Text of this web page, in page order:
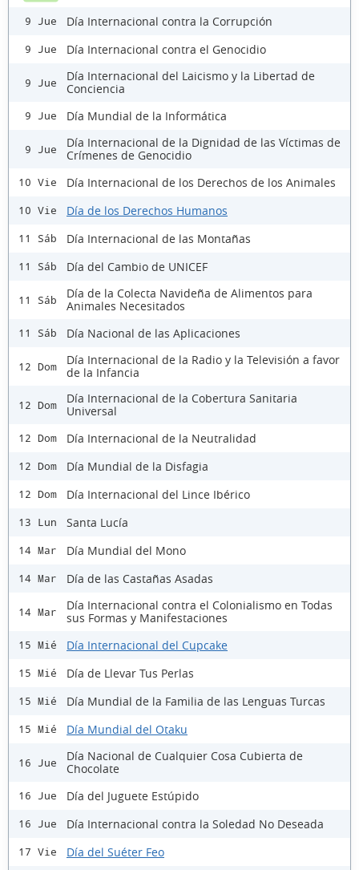
9 Jue Día Internacional contra la Corrupción
9 Jue Día Internacional contra el Genocidio
9 Jue
Día Internacional del Laicismo y la Libertad de
Conciencia
9 Jue Día Mundial de la Informática
9 Jue
Día Internacional de la Dignidad de las Víctimas de
Crímenes de Genocidio
10 Vie Día Internacional de los Derechos de los Animales
10 Vie Día de los Derechos Humanos
11 Sáb Día Internacional de las Montañas
11 Sáb Día del Cambio de UNICEF
11 Sáb
Día de la Colecta Navideña de Alimentos para
Animales Necesitados
11 Sáb Día Nacional de las Aplicaciones
12 Dom
Día Internacional de la Radio y la Televisión a favor
de la Infancia
12 Dom
Día Internacional de la Cobertura Sanitaria
Universal
12 Dom Día Internacional de la Neutralidad
12 Dom Día Mundial de la Disfagia
12 Dom Día Internacional del Lince Ibérico
13 Lun Santa Lucía
14 Mar Día Mundial del Mono
14 Mar Día de las Castañas Asadas
14 Mar
Día Internacional contra el Colonialismo en Todas
sus Formas y Manifestaciones
15 Mié Día Internacional del Cupcake
15 Mié Día de Llevar Tus Perlas
15 Mié Día Mundial de la Familia de las Lenguas Turcas
15 Mié Día Mundial del Otaku
16 Jue
Día Nacional de Cualquier Cosa Cubierta de
Chocolate
16 Jue Día del Juguete Estúpido
16 Jue Día Internacional contra la Soledad No Deseada
17 Vie Día del Suéter Feo